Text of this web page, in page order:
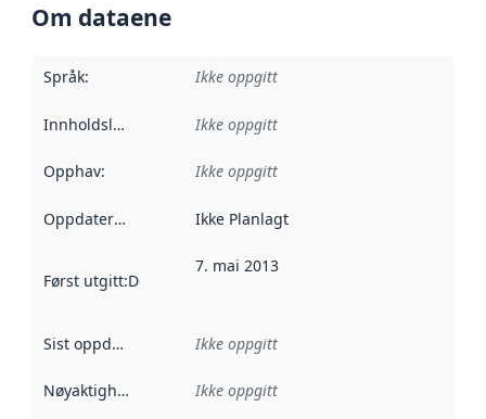
Om dataene
Språk: Ikke oppgitt
Innholdsleverandører :
Ikke oppgitt
Opphav: Ikke oppgitt
Oppdateringsfrekvens :
Ikke Planlagt
Først utgitt:Denne datoen sier når dataene i dette
7. mai 2013
Sist oppdatert Ikke oppgitt
Nøyaktighet Ikke oppgitt